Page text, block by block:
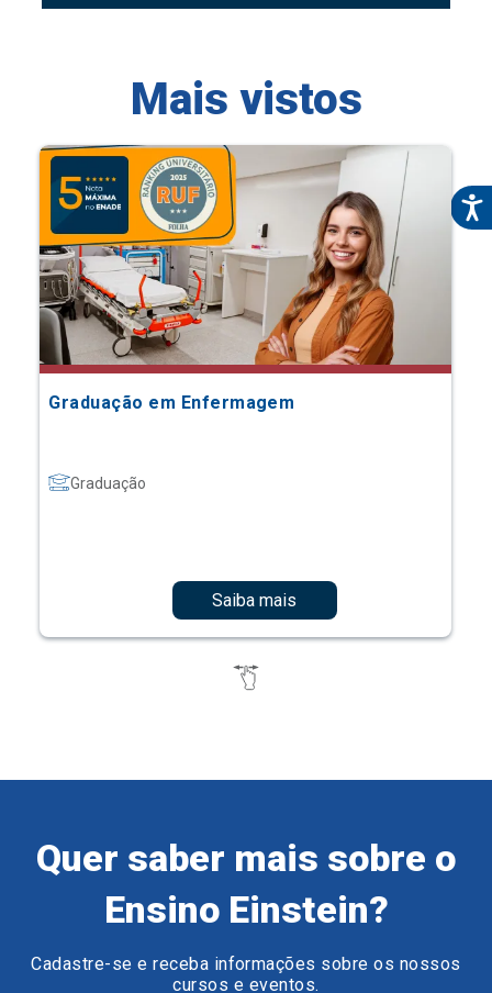
Mais vistos
Graduação em Enfermagem
Graduação
Saiba mais
Quer saber mais sobre o
Ensino Einstein?
Cadastre-se e receba informações sobre os nossos
cursos e eventos.